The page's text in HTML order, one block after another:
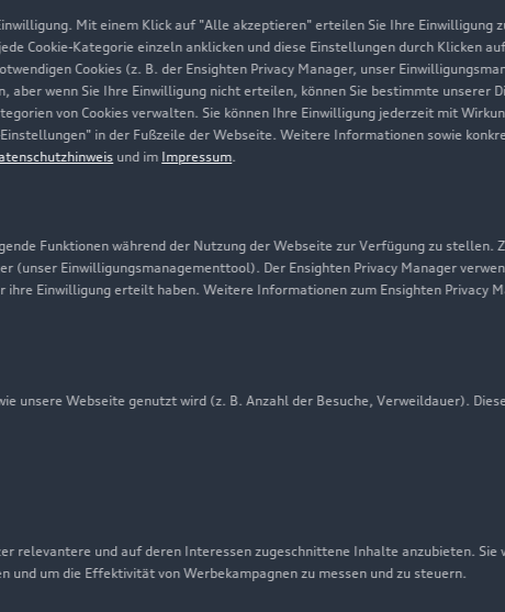
Mit einem Klick auf "Alle akzeptieren" erteilen Sie Ihre Einwilligung
Cookie-Kategorie einzeln anklicken und diese Einstellungen durch Klicken
Cookies (z. B. der Ensighten Privacy Manager, unser
aber wenn Sie Ihre Einwilligung nicht erteilen, können Sie bestimmte unserer
von Cookies verwalten. Sie können Ihre Einwilligung jederzeit mit
in der Fußzeile der Webseite. Weitere Informationen sowie
und im Impressum.
Funktionen während der Nutzung der Webseite zur Verfügung zu stellen.
(unser Einwilligungsmanagementtool). Der Ensighten Privacy Manager
ihre Einwilligung erteilt haben. Weitere Informationen zum Ensighten Privacy
unsere Webseite genutzt wird (z. B. Anzahl der Besuche, Verweildauer).
relevantere und auf deren Interessen zugeschnittene Inhalte anzubieten. Sie
und um die Effektivität von Werbekampagnen zu messen und zu steuern.
Über Audi
Unternehmen
Karriere
Datenschutz
Audi erleben